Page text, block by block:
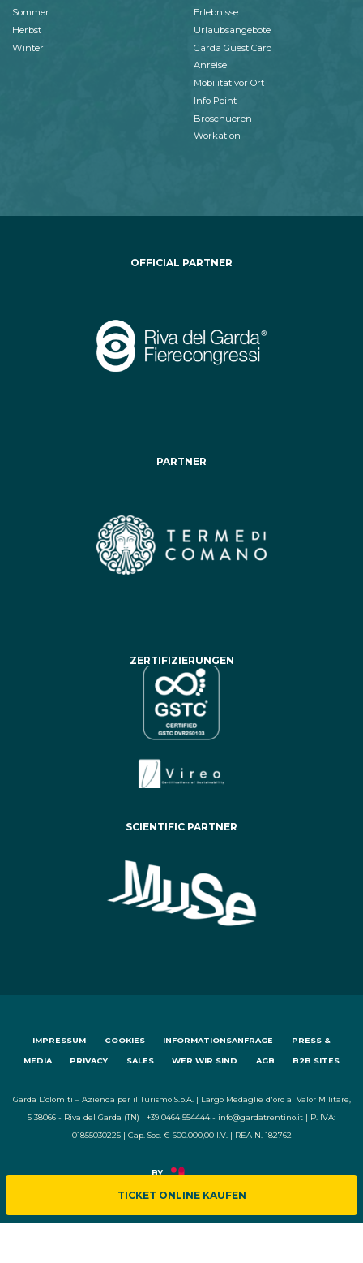
TICKET ONLINE KAUFEN
Sommer
Herbst
Winter
Erlebnisse
Urlaubsangebote
Garda Guest Card
Anreise
Mobilität vor Ort
Info Point
Broschueren
Workation
OFFICIAL PARTNER
PARTNER
ZERTIFIZIERUNGEN
SCIENTIFIC PARTNER
IMPRESSUM COOKIES INFORMATIONSANFRAGE PRESS &
MEDIA PRIVACY SALES WER WIR SIND AGB B2B SITES
Garda Dolomiti – Azienda per il Turismo S.p.A. | Largo Medaglie d'oro al Valor Militare,
5 38066 - Riva del Garda (TN) | +39 0464 554444 - info@gardatrentino.it | P. IVA:
01855030225 | Cap. Soc. € 600.000,00 I.V. | REA N. 182762